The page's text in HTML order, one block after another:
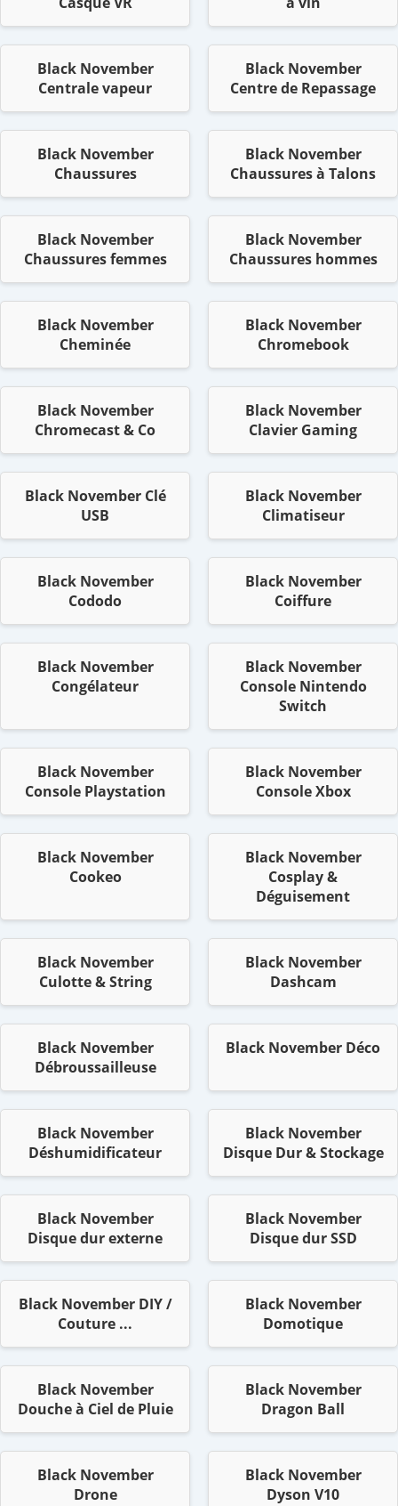
Black November
Centrale vapeur
Black November
Centre de Repassage
Black November
Chaussures
Black November
Chaussures à Talons
Black November
Chaussures femmes
Black November
Chaussures hommes
Black November
Cheminée
Black November
Chromebook
Black November
Chromecast & Co
Black November
Clavier Gaming
Black November Clé
USB
Black November
Climatiseur
Black November
Cododo
Black November
Coiffure
Black November
Congélateur
Black November
Console Nintendo
Switch
Black November
Console Playstation
Black November
Console Xbox
Black November
Cookeo
Black November
Cosplay &
Déguisement
Black November
Culotte & String
Black November
Dashcam
Black November
Débroussailleuse
Black November Déco
Black November
Déshumidificateur
Black November
Disque Dur & Stockage
Black November
Disque dur externe
Black November
Disque dur SSD
Black November DIY /
Couture ...
Black November
Domotique
Black November
Douche à Ciel de Pluie
Black November
Dragon Ball
Black November
Drone
Black November
Dyson V10